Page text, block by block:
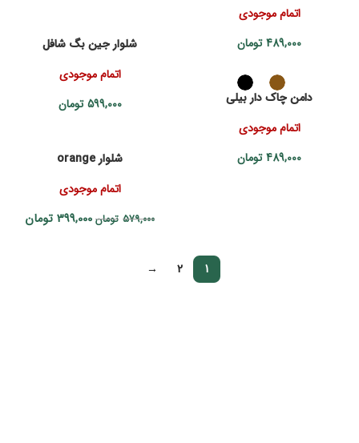
اتمام موجودی
489,000 تومان
شلوار جین بگ شافل
اتمام موجودی
599,000 تومان
دامن چاک دار بیلی
اتمام موجودی
489,000 تومان
شلوار orange
اتمام موجودی
579,000 تومان 399,000 تومان
1
2
→